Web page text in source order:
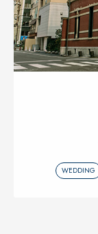
WEDDING